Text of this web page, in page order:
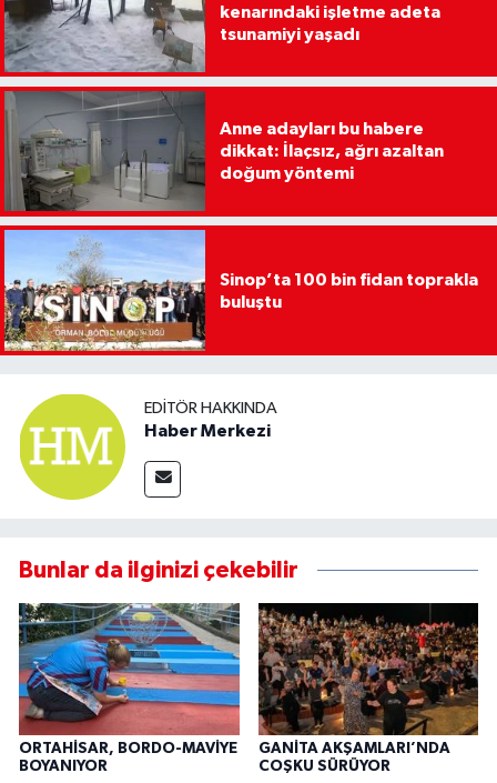
kenarındaki işletme adeta
tsunamiyi yaşadı
Anne adayları bu habere
dikkat: İlaçsız, ağrı azaltan
doğum yöntemi
Sinop’ta 100 bin fidan toprakla
buluştu
EDITÖR HAKKINDA
Haber Merkezi
Bunlar da ilginizi çekebilir
ORTAHİSAR, BORDO-MAVİYE
BOYANIYOR
GANİTA AKŞAMLARI’NDA
COŞKU SÜRÜYOR